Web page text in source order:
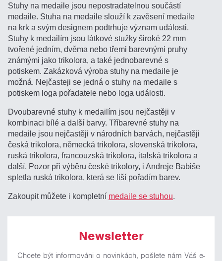
Stuhy na medaile jsou nepostradatelnou součástí
medaile. Stuha na medaile slouží k zavěsení medaile
na krk a svým designem podtrhuje význam události.
Stuhy k medailím jsou látkové stužky široké 22 mm
tvořené jedním, dvěma nebo třemi barevnými pruhy
známými jako trikolora, a také jednobarevné s
potiskem. Zakázková výroba stuhy na medaile je
možná. Nejčasteji se jedná o stuhy na medaile s
potiskem loga pořadatele nebo loga události.
Dvoubarevné stuhy k medailím jsou nejčastěji v
kombinaci bílé a další barvy. Tříbarevné stuhy na
medaile jsou nejčastěji v národních barvách, nejčastěji
česká trikolora, německá trikolora, slovenská trikolora,
ruská trikolora, francouzská trikolora, italská trikolora a
další. Pozor při výběru české trikolory, i Andreje Babiše
spletla ruská trikolora, která se liší pořadím barev.
Zakoupit můžete i kompletní medaile se stuhou.
Newsletter
Chcete být informováni o novinkách, pošlete nám Váš e-